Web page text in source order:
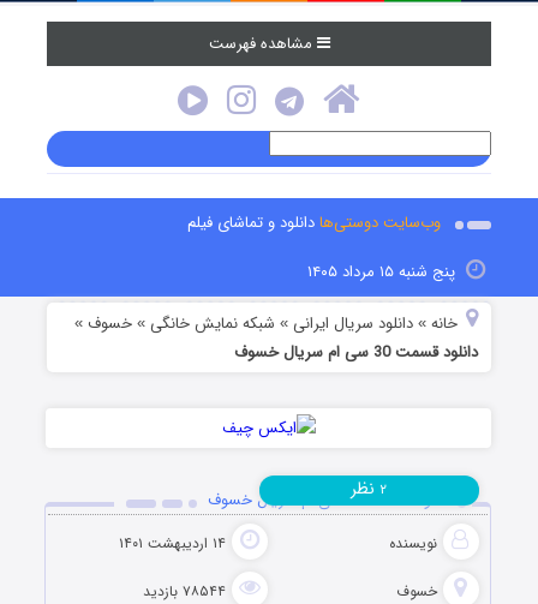
مشاهده فهرست
وب‌سایت دوستی‌هادانلود و تماشای فیلم
پنج شنبه ۱۵ مرداد ۱۴۰۵
خانه »دانلود سریال ایرانی » شبکه نمایش خانگی »خسوف »
دانلود قسمت 30 سی ام سریال خسوف
دانلود قسمت 30 سی ام سریال خسوف
نویسنده ۱۴ اردیبهشت ۱۴۰۱
خسوف ۷۸۵۴۴ بازدید
۲ نظر